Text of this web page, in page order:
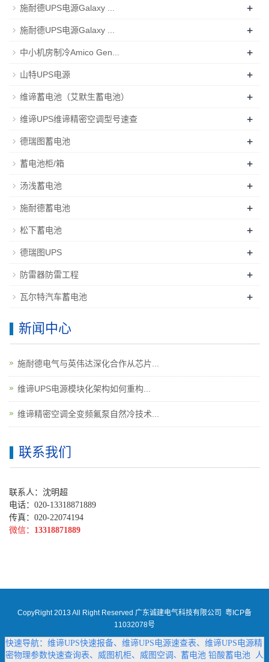
施耐德UPS电源Galaxy ... +
施耐德UPS电源Galaxy ... +
中小机房制冷Amico Gen... +
山特UPS电源 +
维谛蓄电池（艾默生蓄电池） +
维谛UPS维谛精密空调型号速查 +
德瑞图蓄电池 +
蓄电池柜/箱 +
汤浅蓄电池 +
施耐德蓄电池 +
松下蓄电池 +
德瑞图UPS +
防雷器防雷工程 +
瓦尔特汽车蓄电池 +
新闻中心
施耐德电气与英伟达深化合作从芯片...
维谛UPS电源模块化架构如何重构...
维谛精密空调全变频氟泵自然冷技术...
联系我们
联系人：沈明超
电话：020-13318871889
传真：020-22074194
微信： 13318871889
CopyRight 2013 All Right Reserved 广东诚建电气科技有限公司 粤ICP备
11032078号
快速导航： 维谛UPS快速报备、 维谛UPS电源速查表、 维谛UPS电源精
密物理参数快速查询表、 威图机柜、 威图空调、 蓄电池 铅酸蓄电池 人